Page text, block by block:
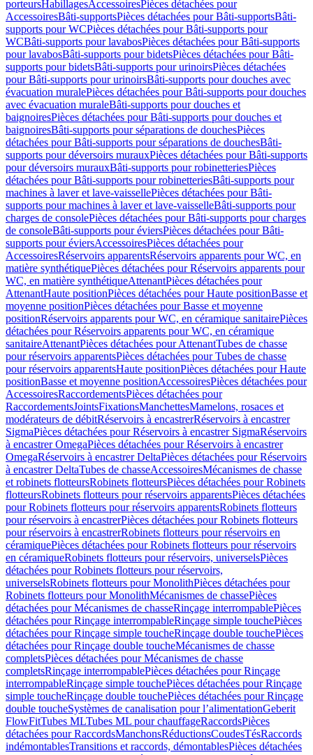
porteursHabillagesAccessoiresPièces détachées pour
AccessoiresBâti-supportsPièces détachées pour Bâti-supportsBâti-
supports pour WCPièces détachées pour Bâti-supports pour
WCBâti-supports pour lavabosPièces détachées pour Bâti-supports
pour lavabosBâti-supports pour bidetsPièces détachées pour Bâti-
supports pour bidetsBâti-supports pour urinoirsPièces détachées
pour Bâti-supports pour urinoirsBâti-supports pour douches avec
évacuation muralePièces détachées pour Bâti-supports pour douches
avec évacuation muraleBâti-supports pour douches et
baignoiresPièces détachées pour Bâti-supports pour douches et
baignoiresBâti-supports pour séparations de douchesPièces
détachées pour Bâti-supports pour séparations de douchesBâti-
supports pour déversoirs murauxPièces détachées pour Bâti-supports
pour déversoirs murauxBâti-supports pour robinetteriesPièces
détachées pour Bâti-supports pour robinetteriesBâti-supports pour
machines à laver et lave-vaissellePièces détachées pour Bâti-
supports pour machines à laver et lave-vaisselleBâti-supports pour
charges de consolePièces détachées pour Bâti-supports pour charges
de consoleBâti-supports pour éviersPièces détachées pour Bâti-
supports pour éviersAccessoiresPièces détachées pour
AccessoiresRéservoirs apparentsRéservoirs apparents pour WC, en
matière synthétiquePièces détachées pour Réservoirs apparents pour
WC, en matière synthétiqueAttenantPièces détachées pour
AttenantHaute positionPièces détachées pour Haute positionBasse et
moyenne positionPièces détachées pour Basse et moyenne
positionRéservoirs apparents pour WC, en céramique sanitairePièces
détachées pour Réservoirs apparents pour WC, en céramique
sanitaireAttenantPièces détachées pour AttenantTubes de chasse
pour réservoirs apparentsPièces détachées pour Tubes de chasse
pour réservoirs apparentsHaute positionPièces détachées pour Haute
positionBasse et moyenne positionAccessoiresPièces détachées pour
AccessoiresRaccordementsPièces détachées pour
RaccordementsJointsFixationsManchettesMamelons, rosaces et
modérateurs de débitRéservoirs à encastrerRéservoirs à encastrer
SigmaPièces détachées pour Réservoirs à encastrer SigmaRéservoirs
à encastrer OmegaPièces détachées pour Réservoirs à encastrer
OmegaRéservoirs à encastrer DeltaPièces détachées pour Réservoirs
à encastrer DeltaTubes de chasseAccessoiresMécanismes de chasse
et robinets flotteursRobinets flotteursPièces détachées pour Robinets
flotteursRobinets flotteurs pour réservoirs apparentsPièces détachées
pour Robinets flotteurs pour réservoirs apparentsRobinets flotteurs
pour réservoirs à encastrerPièces détachées pour Robinets flotteurs
pour réservoirs à encastrerRobinets flotteurs pour réservoirs en
céramiquePièces détachées pour Robinets flotteurs pour réservoirs
en céramiqueRobinets flotteurs pour réservoirs, universelsPièces
détachées pour Robinets flotteurs pour réservoirs,
universelsRobinets flotteurs pour MonolithPièces détachées pour
Robinets flotteurs pour MonolithMécanismes de chassePièces
détachées pour Mécanismes de chasseRinçage interrompablePièces
détachées pour Rinçage interrompableRinçage simple touchePièces
détachées pour Rinçage simple toucheRinçage double touchePièces
détachées pour Rinçage double toucheMécanismes de chasse
completsPièces détachées pour Mécanismes de chasse
completsRinçage interrompablePièces détachées pour Rinçage
interrompableRinçage simple touchePièces détachées pour Rinçage
simple toucheRinçage double touchePièces détachées pour Rinçage
double toucheSystèmes de canalisation pour l’alimentationGeberit
FlowFitTubes MLTubes ML pour chauffageRaccordsPièces
détachées pour RaccordsManchonsRéductionsCoudesTésRaccords
indémontablesTransitions et raccords, démontablesPièces détachées